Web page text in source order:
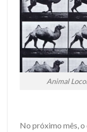
Animal
No próximo mês,